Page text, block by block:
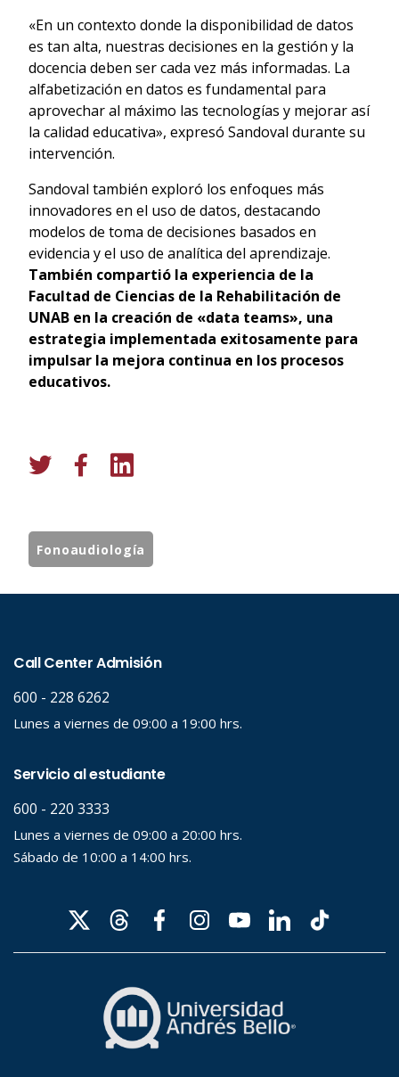
«En un contexto donde la disponibilidad de datos
es tan alta, nuestras decisiones en la gestión y la
docencia deben ser cada vez más informadas. La
alfabetización en datos es fundamental para
aprovechar al máximo las tecnologías y mejorar así
la calidad educativa», expresó Sandoval durante su
intervención.
Sandoval también exploró los enfoques más
innovadores en el uso de datos, destacando
modelos de toma de decisiones basados en
evidencia y el uso de analítica del aprendizaje.
También compartió la experiencia de la
Facultad de Ciencias de la Rehabilitación de
UNAB en la creación de «data teams», una
estrategia implementada exitosamente para
impulsar la mejora continua en los procesos
educativos.
Fonoaudiología